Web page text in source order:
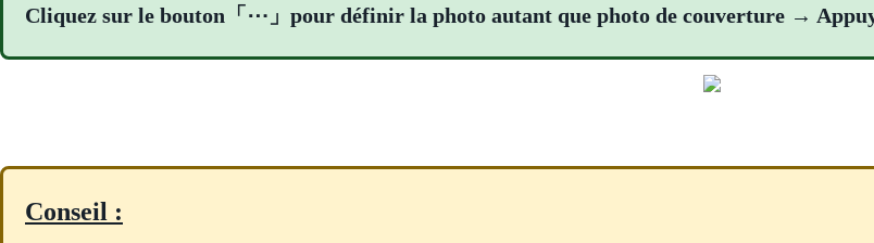
Cliquez sur le bouton「⋯」pour définir la photo autant que photo de couverture →
Conseil :